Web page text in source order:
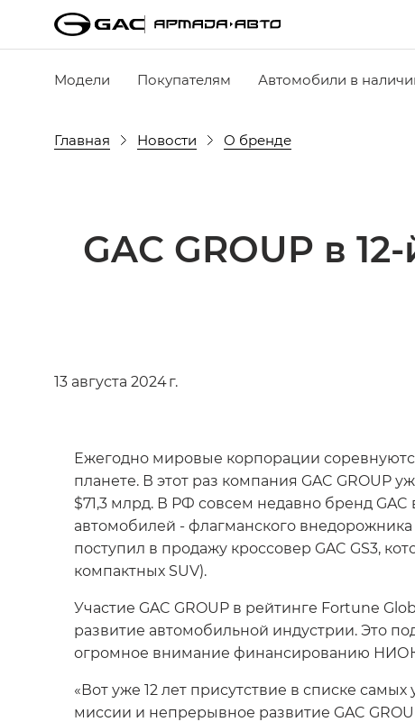
Модели Покупателям Автомобили в
Главная Новости О бренде
GAC GROUP в
13 августа 2024 г.
Ежегодно мировые корпорации
планете. В этот раз компания GAC GROUP
$71,3 млрд. В РФ совсем недавно бренд
автомобилей - флагманского
поступил в продажу кроссовер GAC GS3,
компактных SUV).
Участие GAC GROUP в рейтинге Fortune
развитие автомобильной индустрии. Это
огромное внимание финансированию
«Вот уже 12 лет присутствие в списке
миссии и непрерывное развитие GAC